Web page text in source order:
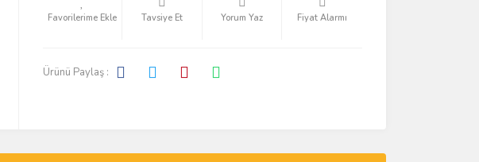
Tavsiye Et Yorum Yaz Fiyat Alarmı
Ürünü Paylaş :